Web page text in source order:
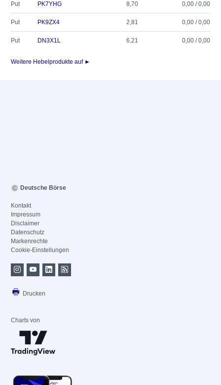
Put PK7YHG 8,70 0,00 / 0,00
Put PK9ZX4 2,81 0,00 / 0,00
Put DN3X1L 6,21 0,00 / 0,00
Weitere Hebelprodukte auf ►
Deutsche Börse
Kontakt
Impressum
Disclaimer
Datenschutz
Markenrechte
Cookie-Einstellungen
Drucken
Charts von